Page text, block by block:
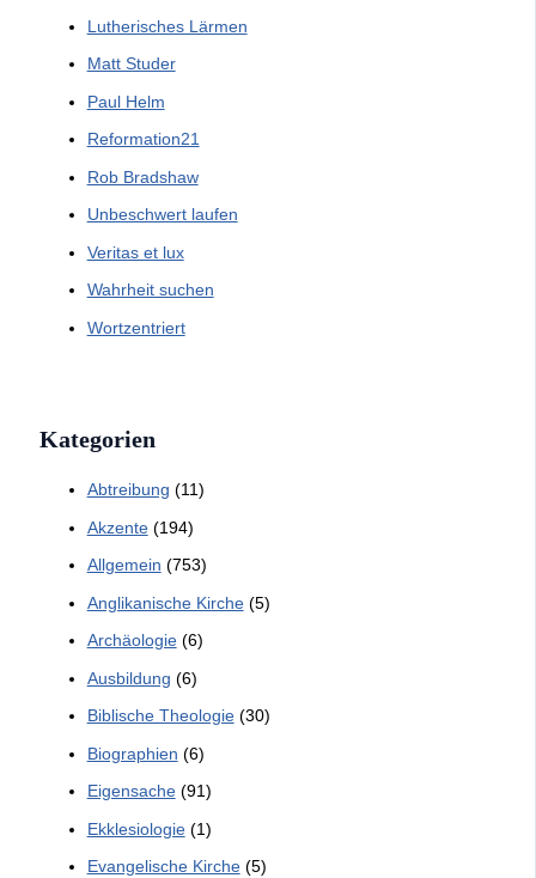
Lutherisches Lärmen
Matt Studer
Paul Helm
Reformation21
Rob Bradshaw
Unbeschwert laufen
Veritas et lux
Wahrheit suchen
Wortzentriert
Kategorien
Abtreibung (11)
Akzente(194)
Allgemein (753)
Anglikanische Kirche(5)
Archäologie(6)
Ausbildung (6)
Biblische Theologie(30)
Biographien (6)
Eigensache(91)
Ekklesiologie(1)
Evangelische Kirche(5)